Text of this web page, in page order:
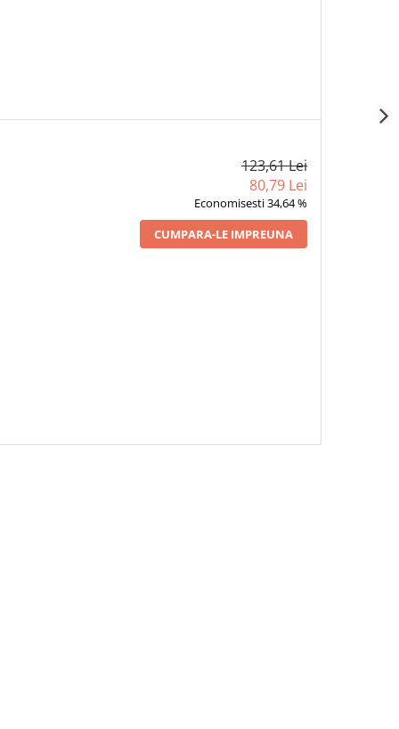
123,61 Lei
80,79 Lei
Economisesti 34,64 %
CUMPARA-LE IMPREUNA